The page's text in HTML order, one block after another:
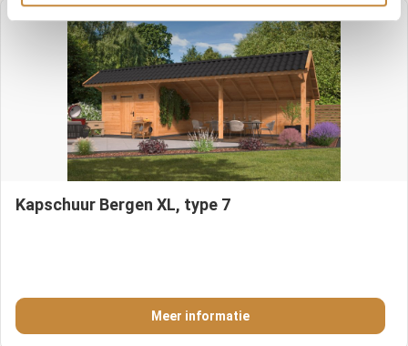
Kapschuur Bergen XL, type 7
Meer informatie